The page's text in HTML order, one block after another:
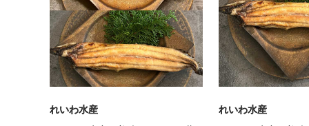
れいわ水産
れいわ水産